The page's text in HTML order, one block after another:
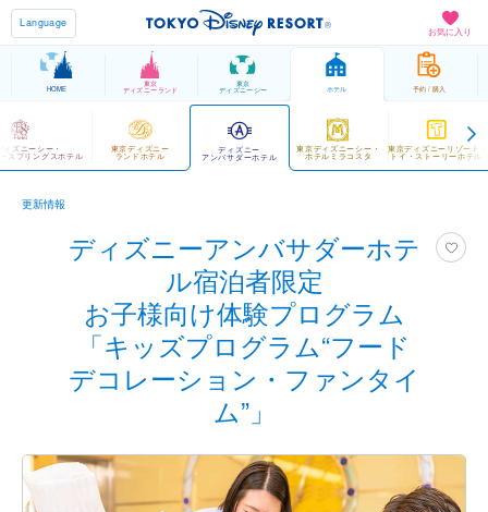
お気に入り
Language
HOME
東京
ディズニーランド
東京
ディズニーシー ホテル 予約 / 購入
ィズニーシー・
スプリングスホテル
東京ディズニー
ランドホテル
ディズニー
アンバサダーホテル
東京ディズニーシー・
ホテルミラコスタ
東京ディズニーリゾート・
トイ・ストーリーホテル
更新情報
ディズニーアンバサダーホテ
ル宿泊者限定
お子様向け体験プログラム
「キッズプログラム“フード
デコレーション・ファンタイ
ム”」